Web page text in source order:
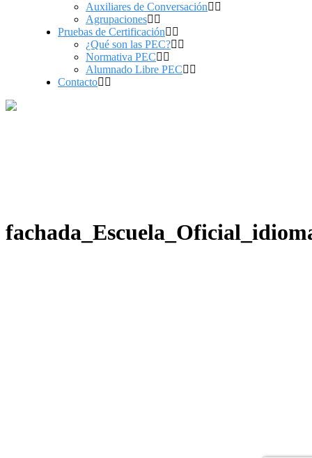
Auxiliares de Conversación
Agrupaciones
Pruebas de Certificación
¿Qué son las PEC?
Normativa PEC
Alumnado Libre PEC
Contacto